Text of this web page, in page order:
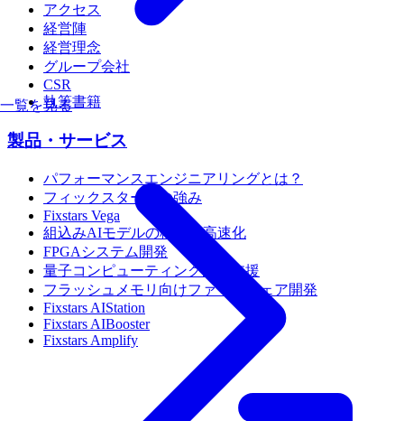
一覧を見る
アクセス
経営陣
経営理念
グループ会社
CSR
執筆書籍
製品・サービス
パフォーマンスエンジニアリングとは？
フィックスターズの強み
Fixstars Vega
組込みAIモデルの移植・高速化
FPGAシステム開発
量子コンピューティング活用支援
フラッシュメモリ向けファームウェア開発
Fixstars AIStation
Fixstars AIBooster
Fixstars Amplify